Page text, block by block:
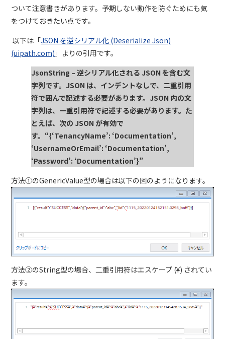
ついて注意書きがあります。予期しない動作を防ぐためにも気
をつけておきたい点です。
以下は「JSON を逆シリアル化 (Deserialize Json)
(uipath.com) 」よりの引用です。
JsonString –逆シリアル化される JSONを含む文
字列です。 JSON は、インデントなしで、二重引用
符で囲んで記述する必要があります。 JSON 内の文
字列は、一重引用符で記述する必要があります。た
とえば、次の JSON が有効で
す。 “{‘TenancyName’: ‘Documentation’,
‘UsernameOrEmail’: ‘Documentation’,
‘Password’: ‘Documentation’}”
方法①のGenericValue型の場合は以下の図のようになります。
方法②のString型の場合、二重引用符はエスケープ (¥) されてい
ます。